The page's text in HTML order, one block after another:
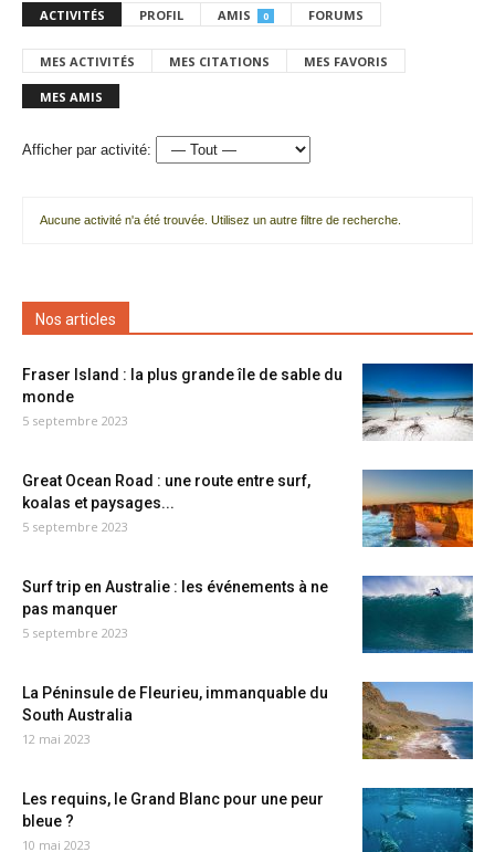
ACTIVITÉS PROFIL AMIS 0 FORUMS
MES ACTIVITÉS MES CITATIONS MES FAVORIS
MES AMIS
Afficher par activité:
Aucune activité n'a été trouvée. Utilisez un autre filtre de recherche.
Nos articles
Fraser Island : la plus grande île de sable du
monde
5 septembre 2023
Great Ocean Road : une route entre surf,
koalas et paysages...
5 septembre 2023
Surf trip en Australie : les événements à ne
pas manquer
5 septembre 2023
La Péninsule de Fleurieu, immanquable du
South Australia
12 mai 2023
Les requins, le Grand Blanc pour une peur
bleue ?
10 mai 2023